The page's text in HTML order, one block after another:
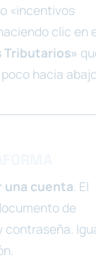
«incentivos
clic en
Tributarios»
hacia
una cuenta. El
de